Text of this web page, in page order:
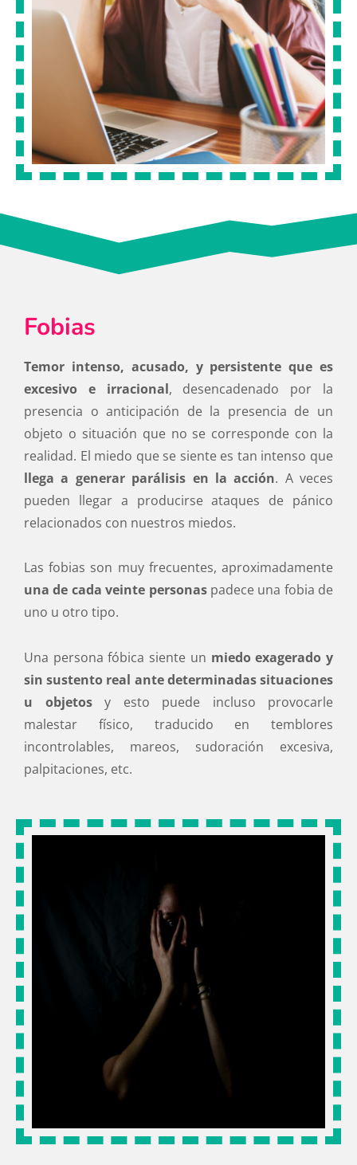
Fobias
Temor intenso, acusado, y persistente que es
excesivo e irracional, desencadenado por la
presencia o anticipación de la presencia de un
objeto o situación que no se corresponde con la
realidad. El miedo que se siente es tan intenso que
llega a generar parálisis en la acción. A veces
pueden llegar a producirse ataques de pánico
relacionados con nuestros miedos.
Las fobias son muy frecuentes, aproximadamente
una de cada veinte personaspadece una fobia de
uno u otro tipo.
Una persona fóbica siente un miedo exagerado y
sin sustento real ante determinadas situaciones
u objetosy esto puede incluso provocarle
malestar físico, traducido en temblores
incontrolables, mareos, sudoración excesiva,
palpitaciones, etc.